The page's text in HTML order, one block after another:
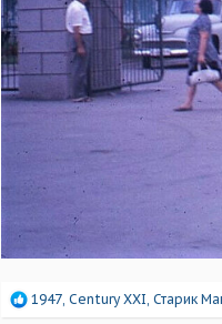
Р1947, Century XXI, Старик